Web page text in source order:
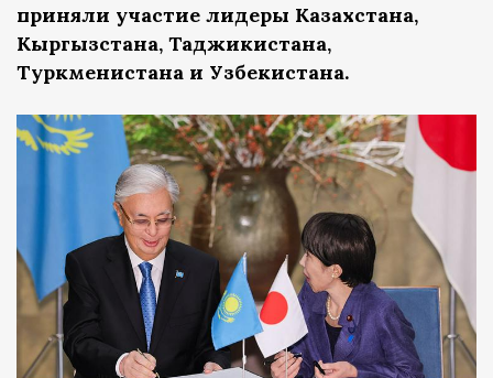
приняли участие лидеры Казахстана,
Кыргызстана, Таджикистана,
Туркменистана и Узбекистана.